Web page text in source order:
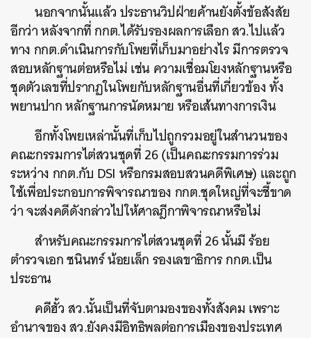
นอกจากนั้นแล้ว ประธานวิปฝ่ายค้านยังตั้งข้อสังสัย
อีกว่า หลังจากที่ กกต.ได้รับรองผลการเลือก สว.ไปแล้ว
ทาง กกต.ดำเนินการกับโพยที่เก็บมาอย่างไร มีการตรวจ
สอบหลักฐานต่อหรือไม่ เช่น ความเชื่อมโยงหลักฐานหรือ
ชุดตัวเลขที่ปรากฏในโพยกับหลักฐานอื่นที่เกี่ยวข้อง ทั้ง
พยานปาก หลักฐานการนัดหมาย หรือเส้นทางการเงิน
อีกทั้งโพยเหล่านั้นที่เก็บไปถูกรวมอยู่ในสำนวนของ
คณะกรรมการไต่สวนชุดที่ 26 (เป็นคณะกรรมการร่วม
ระหว่าง กกต.กับ DSI หรือกรมสอบสวนคดีพิเศษ) และถูก
ใช้เพื่อประกอบการพิจารณาของ กกต.ชุดใหญ่ที่จะชี้ขาด
ว่า จะส่งคดีดังกล่าวไปให้ศาลฎีกาพิจารณาหรือไม่
สำหรับคณะกรรมการไต่สวนชุดที่ 26 นั้นมี ร้อย
ตำรวจเอก ชนินทร์ น้อยเล็ก รองเลขาธิการ กกต.เป็น
ประธาน
คดีฮั้ว สว.นั้นเป็นที่จับตามองของทั้งสังคม เพราะ
อำนาจของ สว.ยังคงมีอิทธิพลต่อการเมืองของประเทศ